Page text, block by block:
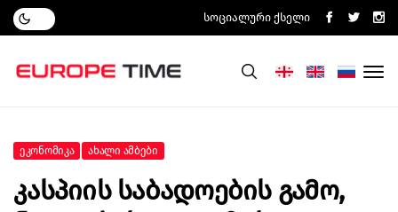
Სოციალური Ქსელი
Ეკონომიკა Ახალი Ამბები
Კასპიის Საბადოების Გამო,